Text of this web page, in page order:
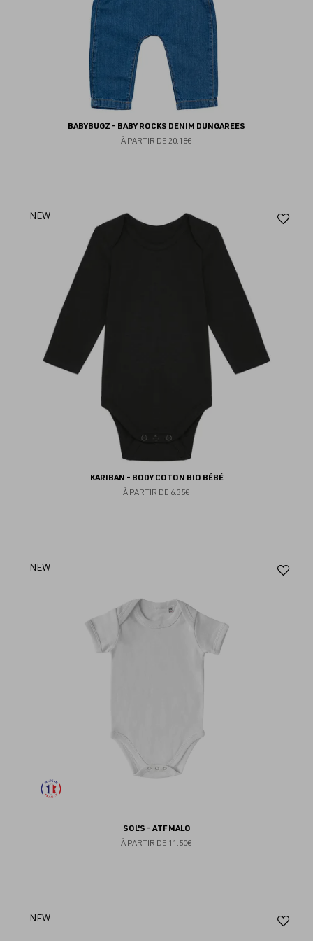
BABYBUGZ - BABY ROCKS DENIM DUNGAREES
À PARTIR DE 20.18€
NEW
KARIBAN - BODY COTON BIO BÉBÉ
À PARTIR DE 6.35€
NEW
SOL'S - ATF MALO
À PARTIR DE 11.50€
NEW